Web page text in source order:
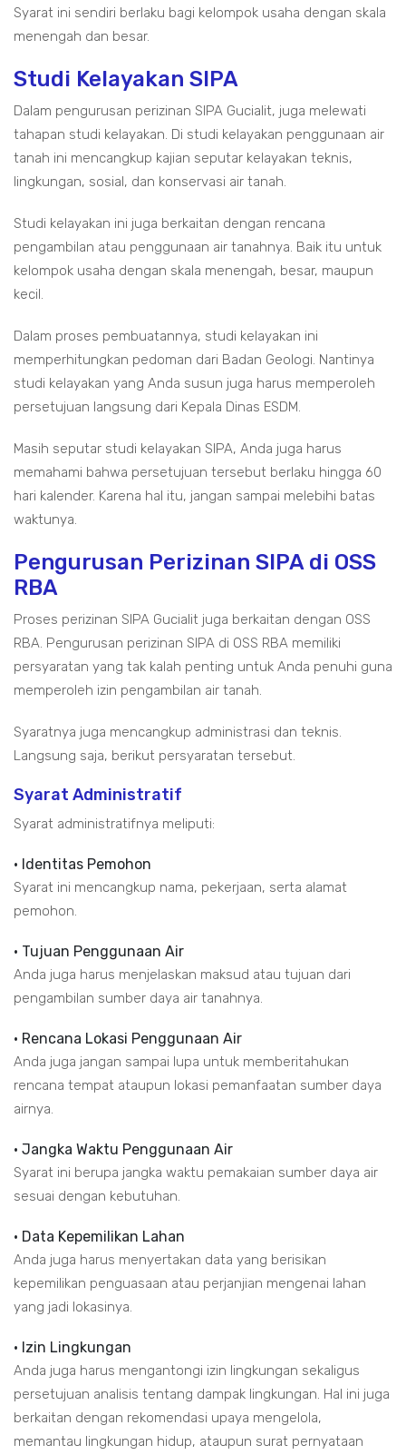
Syarat ini sendiri berlaku bagi kelompok usaha dengan skala
menengah dan besar.
Studi Kelayakan SIPA
Dalam pengurusan perizinan SIPA Gucialit, juga melewati
tahapan studi kelayakan. Di studi kelayakan penggunaan air
tanah ini mencangkup kajian seputar kelayakan teknis,
lingkungan, sosial, dan konservasi air tanah.
Studi kelayakan ini juga berkaitan dengan rencana
pengambilan atau penggunaan air tanahnya. Baik itu untuk
kelompok usaha dengan skala menengah, besar, maupun
kecil.
Dalam proses pembuatannya, studi kelayakan ini
memperhitungkan pedoman dari Badan Geologi. Nantinya
studi kelayakan yang Anda susun juga harus memperoleh
persetujuan langsung dari Kepala Dinas ESDM.
Masih seputar studi kelayakan SIPA, Anda juga harus
memahami bahwa persetujuan tersebut berlaku hingga 60
hari kalender. Karena hal itu, jangan sampai melebihi batas
waktunya.
Pengurusan Perizinan SIPA di OSS
RBA
Proses perizinan SIPA Gucialit juga berkaitan dengan OSS
RBA. Pengurusan perizinan SIPA di OSS RBA memiliki
persyaratan yang tak kalah penting untuk Anda penuhi guna
memperoleh izin pengambilan air tanah.
Syaratnya juga mencangkup administrasi dan teknis.
Langsung saja, berikut persyaratan tersebut.
Syarat Administratif
Syarat administratifnya meliputi:
• Identitas Pemohon
Syarat ini mencangkup nama, pekerjaan, serta alamat
pemohon.
• Tujuan Penggunaan Air
Anda juga harus menjelaskan maksud atau tujuan dari
pengambilan sumber daya air tanahnya.
• Rencana Lokasi Penggunaan Air
Anda juga jangan sampai lupa untuk memberitahukan
rencana tempat ataupun lokasi pemanfaatan sumber daya
airnya.
• Jangka Waktu Penggunaan Air
Syarat ini berupa jangka waktu pemakaian sumber daya air
sesuai dengan kebutuhan.
• Data Kepemilikan Lahan
Anda juga harus menyertakan data yang berisikan
kepemilikan penguasaan atau perjanjian mengenai lahan
yang jadi lokasinya.
• Izin Lingkungan
Anda juga harus mengantongi izin lingkungan sekaligus
persetujuan analisis tentang dampak lingkungan. Hal ini juga
berkaitan dengan rekomendasi upaya mengelola,
memantau lingkungan hidup, ataupun surat pernyataan